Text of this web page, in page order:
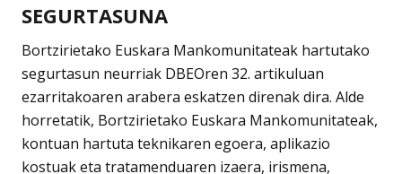
SEGURTASUNA
Bortzirietako Euskara Mankomunitateak hartutako
segurtasun neurriak DBEOren 32. artikuluan
ezarritakoaren arabera eskatzen direnak dira. Alde
horretatik, Bortzirietako Euskara Mankomunitateak,
kontuan hartuta teknikaren egoera, aplikazio
kostuak eta tratamenduaren izaera, irismena,